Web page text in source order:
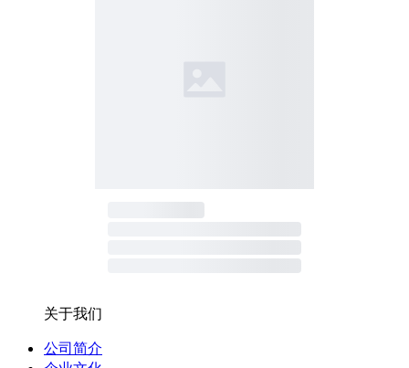
关于我们
公司简介